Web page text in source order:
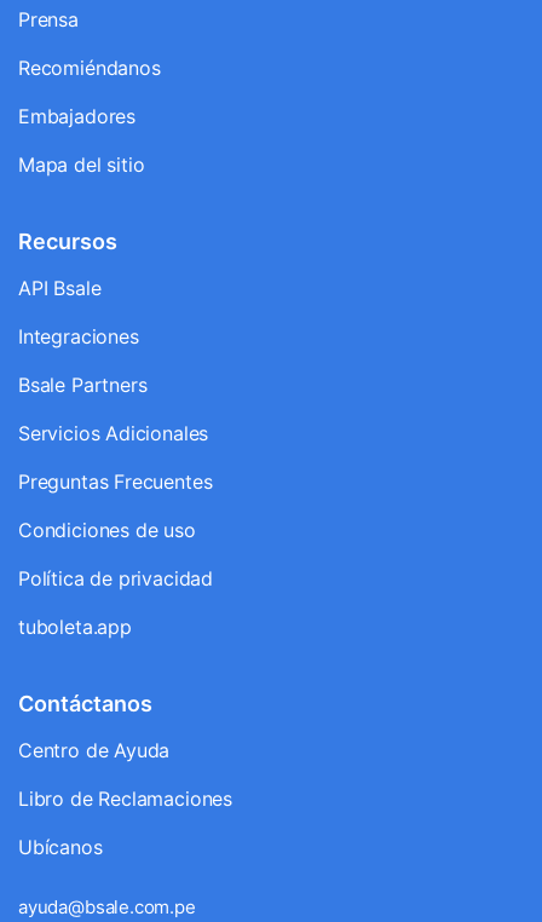
Prensa
Recomiéndanos
Embajadores
Mapa del sitio
Recursos
API Bsale
Integraciones
Bsale Partners
Servicios Adicionales
Preguntas Frecuentes
Condiciones de uso
Política de privacidad
tuboleta.app
Contáctanos
Centro de Ayuda
Libro de Reclamaciones
Ubícanos
ayuda@bsale.com.pe